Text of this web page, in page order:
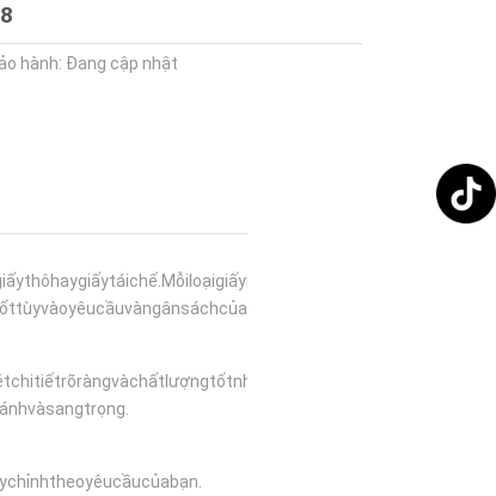
hành: Đang cập nhật